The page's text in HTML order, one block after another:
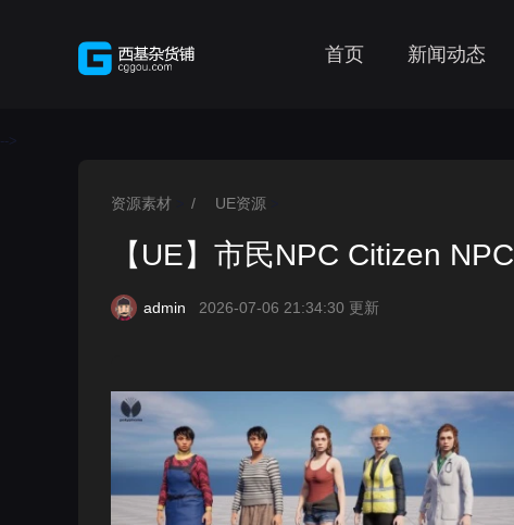
首页 新闻动态
-->
资源素材 / UE资源
【UE】市民NPC Citizen NPC
admin 2026-07-06 21:34:30 更新